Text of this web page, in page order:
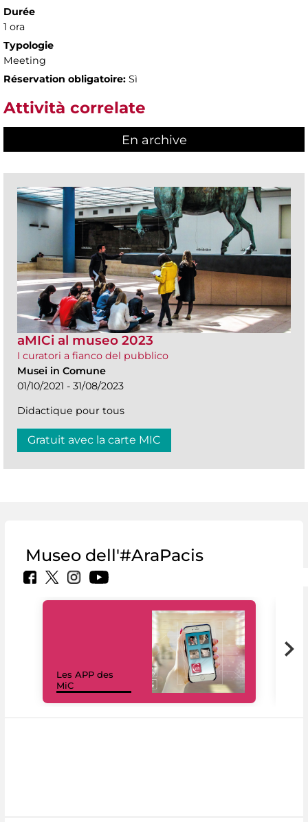
Durée
1 ora
Typologie
Meeting
Réservation obligatoire: Sì
Attività correlate
En archive
aMICi al museo 2023
I curatori a fianco del pubblico
Musei in Comune
01/10/2021 - 31/08/2023
Didactique pour tous
Gratuit avec la carte MIC
Museo dell'#AraPacis
Les APP des
MiC